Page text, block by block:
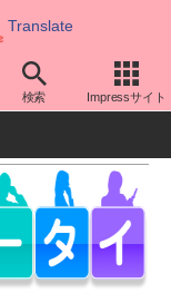
Translate
検索 Impressサイト
ウェアラブル スマー